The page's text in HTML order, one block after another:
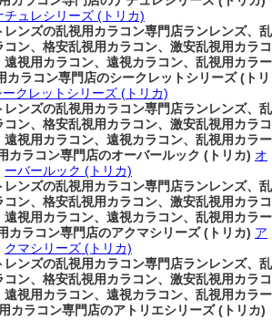
チュレシリーズ (トリカ)
ンズの乱視用カラコン専門店ランレンズ、乱
ン、格安乱視用カラコン、激安乱視用カラコ
視用カラコン、遠視カラコン、乱視用カラー
カラコン専門店のシークレットシリーズ (トリ
ークレットシリーズ (トリカ)
ンズの乱視用カラコン専門店ランレンズ、乱
ン、格安乱視用カラコン、激安乱視用カラコ
視用カラコン、遠視カラコン、乱視用カラー
カラコン専門店のオーバールック (トリカ) オ
ーバールック (トリカ)
ンズの乱視用カラコン専門店ランレンズ、乱
ン、格安乱視用カラコン、激安乱視用カラコ
視用カラコン、遠視カラコン、乱視用カラー
カラコン専門店のアクマシリーズ (トリカ) ア
クマシリーズ (トリカ)
ンズの乱視用カラコン専門店ランレンズ、乱
ン、格安乱視用カラコン、激安乱視用カラコ
視用カラコン、遠視カラコン、乱視用カラー
カラコン専門店のアトリエシリーズ (トリカ)